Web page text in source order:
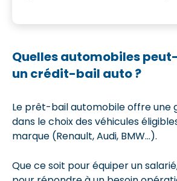
Quelles automobiles
un crédit-bail auto ?
Le prêt-bail automobile offre une
dans le choix des véhicules
marque (Renault, Audi, BMW...).
Que ce soit pour équiper un